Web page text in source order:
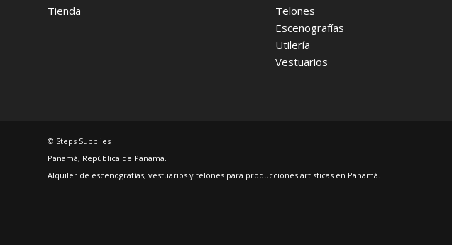
Tienda
Telones
Escenografías
Utilería
Vestuarios
© Steps Supplies
Panamá, República de Panamá.
Alquiler de escenografías, vestuarios y telones para producciones artísticas en Panamá.